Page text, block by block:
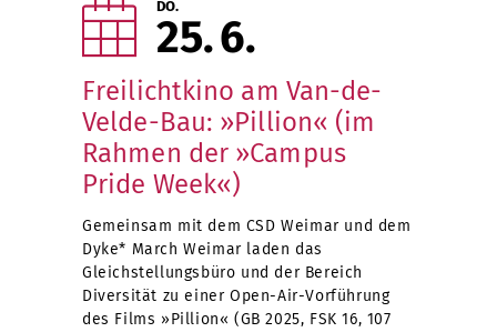
DO.
25 6
Freilichtkino am Van-de-
Velde-Bau: »Pillion« (im
Rahmen der »Campus
Pride Week«)
Gemeinsam mit dem CSD Weimar und dem
Dyke* March Weimar laden das
Gleichstellungsbüro und der Bereich
Diversität zu einer Open-Air-Vorführung
des Films »Pillion« (GB 2025, FSK 16, 107